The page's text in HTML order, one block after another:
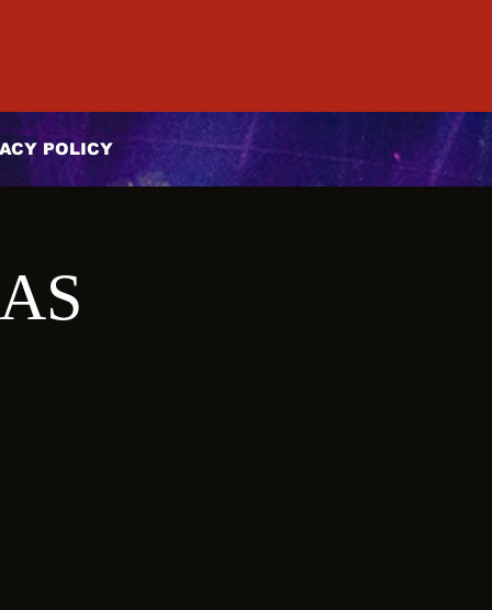
POLICY